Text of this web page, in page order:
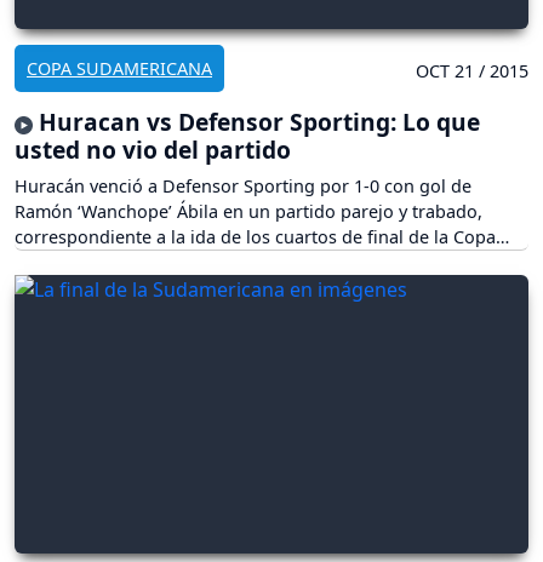
COPA SUDAMERICANA OCT 21 / 2015
Huracan vs Defensor Sporting: Lo que
usted no vio del partido
Huracán venció a Defensor Sporting por 1-0 con gol de
Ramón ‘Wanchope’ Ábila en un partido parejo y trabado,
correspondiente a la ida de los cuartos de final de la Copa